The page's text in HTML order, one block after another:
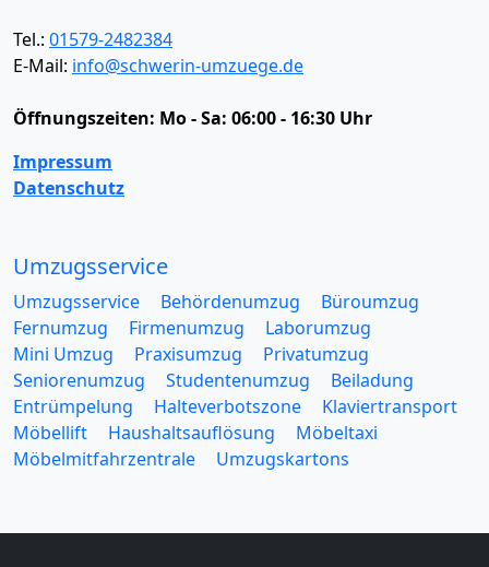
Tel.: 01579-2482384
E-Mail: info@schwerin-umzuege.de
Öffnungszeiten: Mo - Sa: 06:00 - 16:30 Uhr
Impressum
Datenschutz
Umzugsservice
Umzugsservice Behördenumzug
Büroumzug
Fernumzug
Firmenumzug
Laborumzug
Mini Umzug
Praxisumzug
Privatumzug
Seniorenumzug
Studentenumzug
Beiladung
Entrümpelung
Halteverbotszone
Klaviertransport
Möbellift
Haushaltsauflösung
Möbeltaxi
Möbelmitfahrzentrale
Umzugskartons